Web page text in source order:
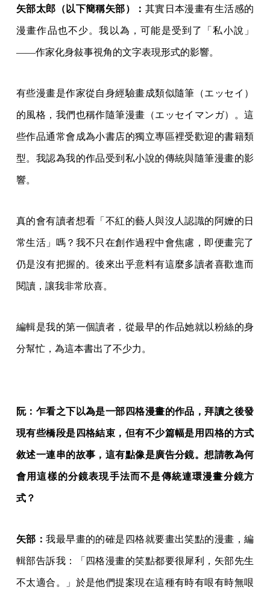
矢部太郎（以下簡稱矢部）： 其實日本漫畫有生活感的
漫畫作品也不少。我以為，可能是受到了「私小說」
――作家化身敍事視角的文字表現形式的影響。
有些漫畫是作家從自身經驗畫成類似隨筆（エッセイ）
的風格，我們也稱作隨筆漫畫（エッセイマンガ）。這
些作品通常會成為小書店的獨立專區裡受歡迎的書籍類
型。我認為我的作品受到私小說的傳統與隨筆漫畫的影
響。
真的會有讀者想看「不紅的藝人與沒人認識的阿嬤的日
常生活」嗎？我不只在創作過程中會焦慮，即便畫完了
仍是沒有把握的。後來出乎意料有這麼多讀者喜歡進而
閱讀，讓我非常欣喜。
編輯是我的第一個讀者，從最早的作品她就以粉絲的身
分幫忙，為這本書出了不少力。
阮：乍看之下以為是一部四格漫畫的作品，拜讀之後發
現有些橋段是四格結束，但有不少篇幅是用四格的方式
敘述一連串的故事，這有點像是廣告分鏡。想請教為何
會用這樣的分鏡表現手法而不是傳統連環漫畫分鏡方
式？
矢部：我最早畫的的確是四格就要畫出笑點的漫畫，編
輯部告訴我：「四格漫畫的笑點都要很犀利，矢部先生
不太適合。」於是他們提案現在這種有時有哏有時無哏